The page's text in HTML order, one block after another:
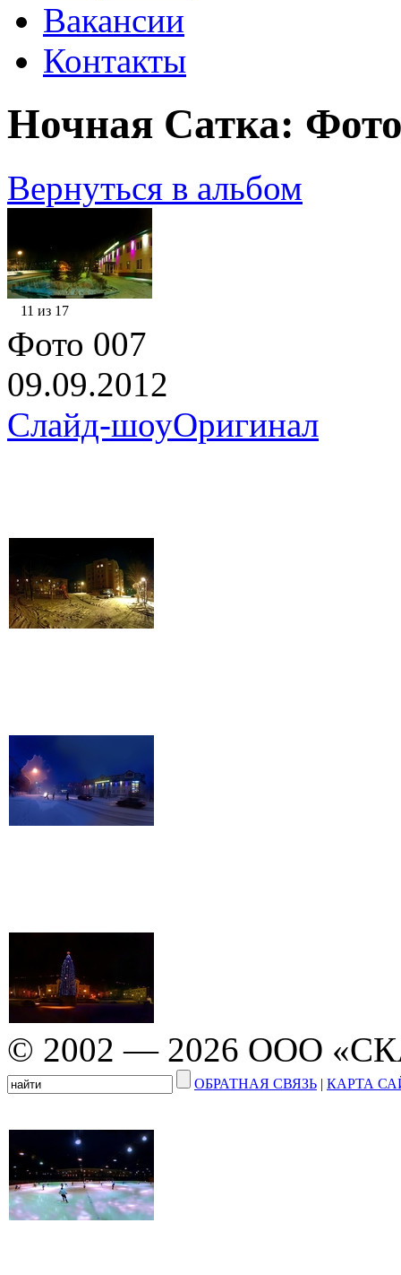
Вакансии
Контакты
Ночная Сатка:
Вернуться в альбом
11 из 17
Фото 007
09.09.2012
Слайд-шоуОригинал
© 2002 — 2026 ООО
ОБРАТНАЯ СВЯЗЬ | КАРТА